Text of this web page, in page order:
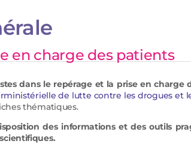
en charge des patients
dans le repérage et la prise en charge
de lutte contre les drogues et
thématiques.
des informations et des outils